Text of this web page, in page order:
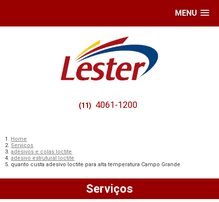
MENU
(11) 4061-1200
Home
Serviços
adesivos e colas loctite
adesivo estrutural loctite
quanto custa adesivo loctite para alta temperatura Campo Grande
Serviços